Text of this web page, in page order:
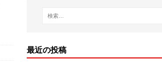
最近の投稿